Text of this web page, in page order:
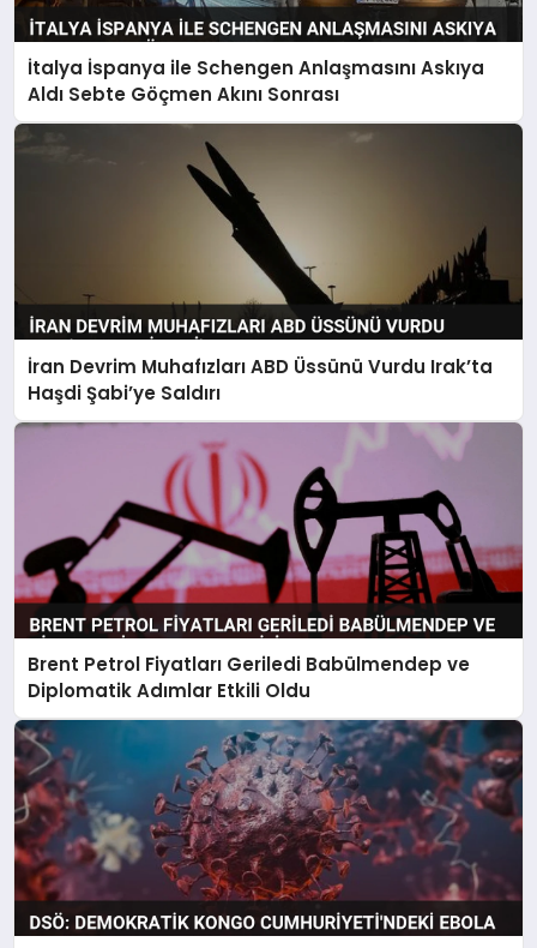
İtalya İspanya ile Schengen Anlaşmasını Askıya
Aldı Sebte Göçmen Akını Sonrası
İran Devrim Muhafızları ABD Üssünü Vurdu Irak’ta
Haşdi Şabi’ye Saldırı
Brent Petrol Fiyatları Geriledi Babülmendep ve
Diplomatik Adımlar Etkili Oldu